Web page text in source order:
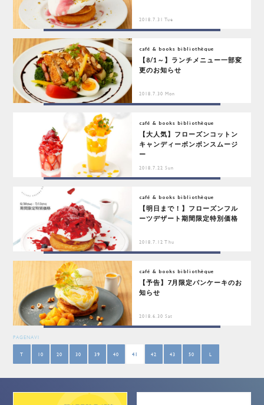
2018.7.31 Tue
café & books bibliothèque
【8/1～】ランチメニュー一部変
更のお知らせ
2018.7.30 Mon
café & books bibliothèque
【大人気】フローズンコットン
キャンディーボンボンスムージ
ー
2018.7.22 Sun
café & books bibliothèque
【明日まで！】フローズンフル
ーツデザート期間限定特別価格
2018.7.12 Thu
café & books bibliothèque
【予告】7月限定パンケーキのお
知らせ
2018.6.30 Sat
PAGENAVI
T 10 20 30 39 40 41 42 43 50 L